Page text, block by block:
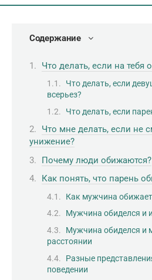
Содержание
Что делать, если на тебя
Что делать, если
всерьез?
Что делать, если
Что мне делать, если не
унижение?
Почему люди обижаются?
Как понять, что парень
Как мужчина
Мужчина обиделся и
Мужчина обиделся и
расстоянии
Разные
поведении